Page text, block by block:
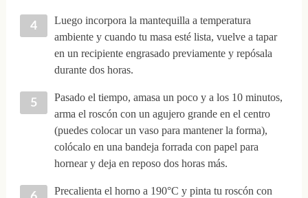
Luego incorpora la mantequilla a temperatura
ambiente y cuando tu masa esté lista, vuelve a tapar
en un recipiente engrasado previamente y repósala
durante dos horas.
Pasado el tiempo, amasa un poco y a los 10 minutos,
arma el roscón con un agujero grande en el centro
(puedes colocar un vaso para mantener la forma),
colócalo en una bandeja forrada con papel para
hornear y deja en reposo dos horas más.
Precalienta el horno a 190°C y pinta tu roscón con